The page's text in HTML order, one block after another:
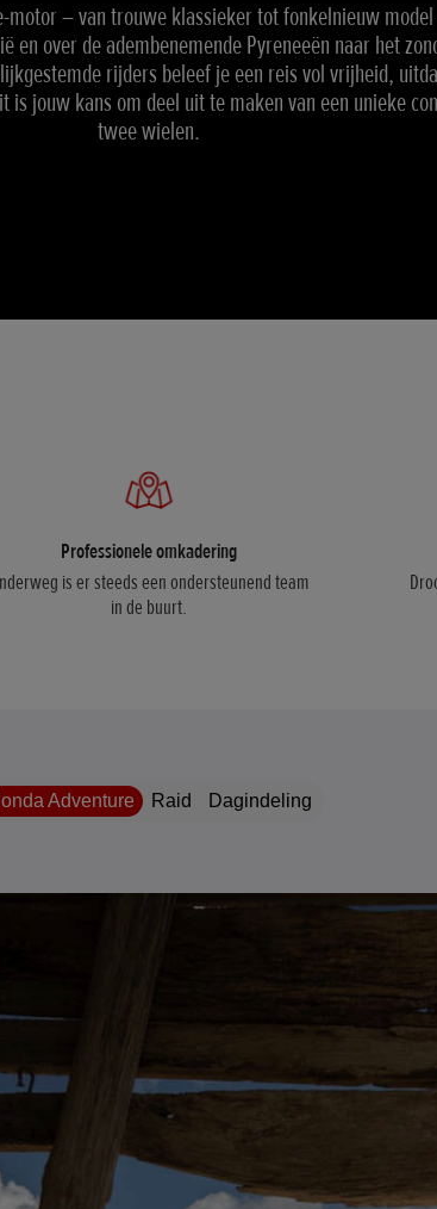
motor – van trouwe klassieker tot fonkelnieuw
en over de adembenemende Pyreneeën naar het
rijders beleef je een reis vol vrijheid,
is jouw kans om deel uit te maken van een unieke
twee wielen.
Professionele omkadering
is er steeds een ondersteunend team
in de buurt.
Adventure Raid Dagindeling